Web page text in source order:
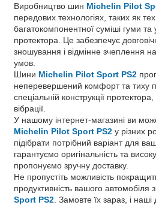
Виробництво шин Michelin Pilot
передових технологіях, таких як
багатокомпонентної суміші гуми та
протектора. Це забезпечує
зношування і відмінне зчеплення
умов.
Шини Michelin Pilot Sport PS2
неперевершений комфорт та тиху
спеціальній конструкції
вібрації.
У нашому інтернет-магазині ви
Michelin Pilot Sport PS2 у різних
підібрати потрібний варіант для
гарантуємо оригінальність та
пропонуємо зручну доставку.
Не пропустіть можливість
продуктивність вашого автомобіля
Sport PS2 . Замовте їх зараз, і наші